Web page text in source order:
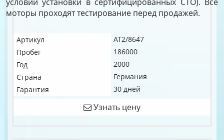
моторы проходят тестирование перед продажей.
Артикул
AT2/8647
Пробег
186000
Год
2000
Страна
Германия
Гарантия
30 дней
Узнать цену